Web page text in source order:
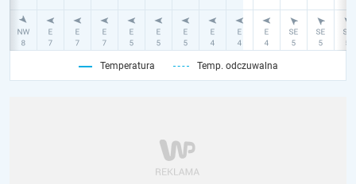
Temperatura Temp. odczuwalna